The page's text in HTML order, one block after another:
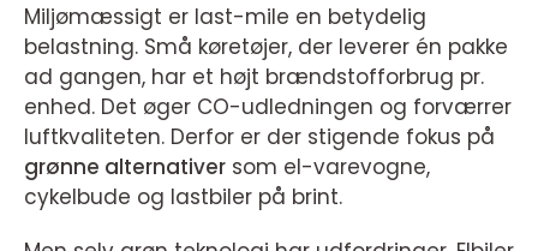
Miljømæssigt er last-mile en betydelig
belastning. Små køretøjer, der leverer én pakke
ad gangen, har et højt brændstofforbrug pr.
enhed. Det øger CO-udledningen og forværrer
luftkvaliteten. Derfor er der stigende fokus på
grønne alternativer som el-varevogne,
cykelbude og lastbiler på brint.